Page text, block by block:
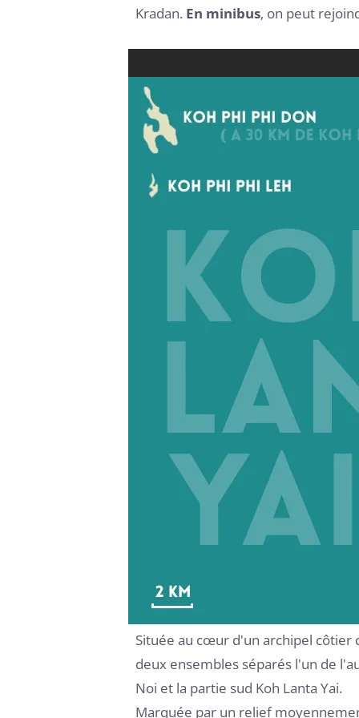
Kradan. En minibus, on peut
Située au cœur d'un archipel côtier
deux ensembles séparés l'un de
Noi et la partie sud Koh Lanta Yai.
Marquée par un relief